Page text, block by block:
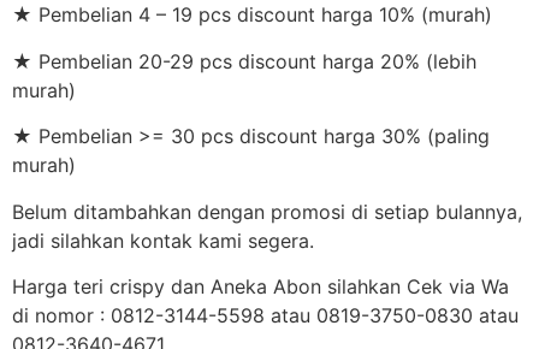
★ Pembelian 4 – 19 pcs discount harga 10% (murah)
★ Pembelian 20-29 pcs discount harga 20% (lebih
murah)
★ Pembelian >= 30 pcs discount harga 30% (paling
murah)
Belum ditambahkan dengan promosi di setiap bulannya,
jadi silahkan kontak kami segera.
Harga teri crispy dan Aneka Abon silahkan Cek via Wa
di nomor : 0812-3144-5598 atau 0819-3750-0830 atau
0812-3640-4671